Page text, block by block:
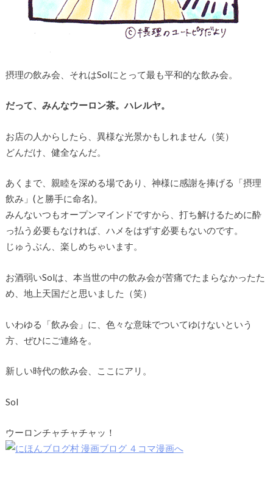
摂理の飲み会、それはSolにとって最も平和的な飲み会。
だって、みんなウーロン茶。ハレルヤ。
お店の人からしたら、異様な光景かもしれません（笑）
どんだけ、健全なんだ。
あくまで、親睦を深める場であり、神様に感謝を捧げる「摂理
飲み」(と勝手に命名)。
みんないつもオープンマインドですから、打ち解けるために酔
っ払う必要もなければ、ハメをはずす必要もないのです。
じゅうぶん、楽しめちゃいます。
お酒弱いSolは、本当世の中の飲み会が苦痛でたまらなかったた
め、地上天国だと思いました（笑）
いわゆる「飲み会」に、色々な意味でついてゆけないという
方、ぜひにご連絡を。
新しい時代の飲み会、ここにアリ。
Sol
ウーロンチャチャチャッ！